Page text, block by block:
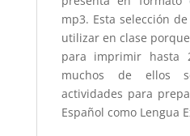
mp3. Esta selección
utilizar en clase
para imprimir hasta
muchos de ellos
actividades para
Español como Lengua